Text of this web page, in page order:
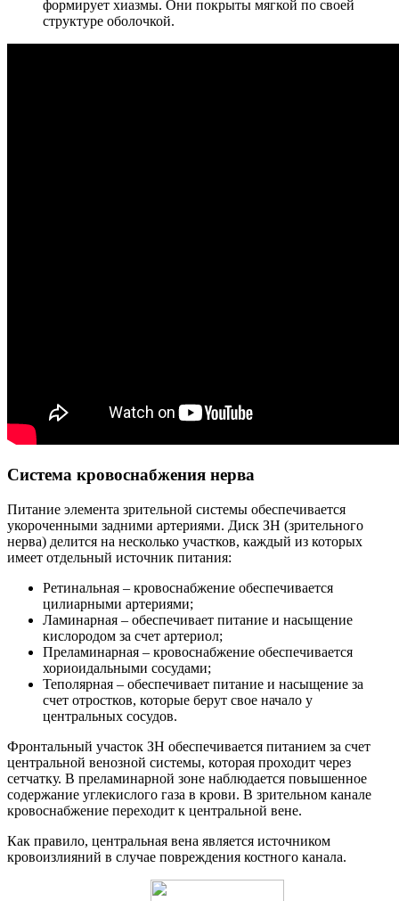
формирует хиазмы. Они покрыты мягкой по своей
структуре оболочкой.
Система кровоснабжения нерва
Питание элемента зрительной системы обеспечивается
укороченными задними артериями. Диск ЗН (зрительного
нерва) делится на несколько участков, каждый из которых
имеет отдельный источник питания:
Ретинальная – кровоснабжение обеспечивается
цилиарными артериями;
Ламинарная – обеспечивает питание и насыщение
кислородом за счет артериол;
Преламинарная – кровоснабжение обеспечивается
хориоидальными сосудами;
Теполярная – обеспечивает питание и насыщение за
счет отростков, которые берут свое начало у
центральных сосудов.
Фронтальный участок ЗН обеспечивается питанием за счет
центральной венозной системы, которая проходит через
сетчатку. В преламинарной зоне наблюдается повышенное
содержание углекислого газа в крови. В зрительном канале
кровоснабжение переходит к центральной вене.
Как правило, центральная вена является источником
кровоизлияний в случае повреждения костного канала.